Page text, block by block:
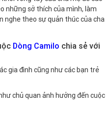
những sở thích của mình, làm
nghe theo sự quản thúc của cha
Dòng Camilo chia sẻ với
gia đình cũng như các bạn trẻ
chủ quan ảnh hưởng đến cuộc